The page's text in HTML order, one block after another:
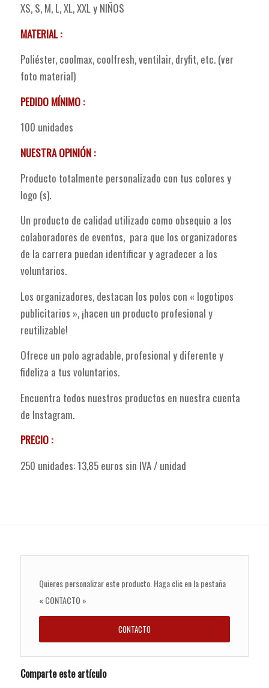
XS, S, M, L, XL, XXL y NIÑOS
MATERIAL :
Poliéster, coolmax, coolfresh, ventilair, dryfit, etc. (ver
foto material)
PEDIDO MÍNIMO :
100 unidades
NUESTRA OPINIÓN :
Producto totalmente personalizado con tus colores y
logo (s).
Un producto de calidad utilizado como obsequio a los
colaboradores de eventos, para que los organizadores
de la carrera puedan identificar y agradecer a los
voluntarios.
Los organizadores, destacan los polos con « logotipos
publicitarios », ¡hacen un producto profesional y
reutilizable!
Ofrece un polo agradable, profesional y diferente y
fideliza a tus voluntarios.
Encuentra todos nuestros productos en nuestra cuenta
de Instagram.
PRECIO :
250 unidades: 13,85 euros sin IVA / unidad
Quieres personalizar este producto. Haga clic en la pestaña
« CONTACTO »
CONTACTO
Comparte este artículo